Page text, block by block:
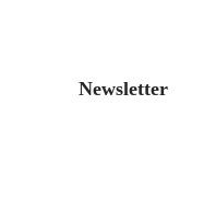
Newsletter